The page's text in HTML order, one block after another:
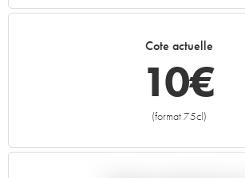
Cote actuelle
10€
(format 75cl)